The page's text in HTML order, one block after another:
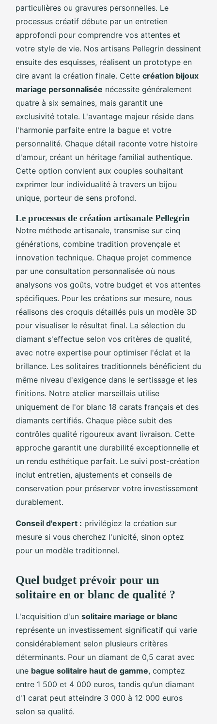
particulières ou gravures personnelles. Le
processus créatif débute par un entretien
approfondi pour comprendre vos attentes et
votre style de vie. Nos artisans Pellegrin dessinent
ensuite des esquisses, réalisent un prototype en
cire avant la création finale. Cette création bijoux
mariage personnalisée nécessite généralement
quatre à six semaines, mais garantit une
exclusivité totale. L'avantage majeur réside dans
l'harmonie parfaite entre la bague et votre
personnalité. Chaque détail raconte votre histoire
d'amour, créant un héritage familial authentique.
Cette option convient aux couples souhaitant
exprimer leur individualité à travers un bijou
unique, porteur de sens profond.
Le processus de création artisanale Pellegrin
Notre méthode artisanale, transmise sur cinq
générations, combine tradition provençale et
innovation technique. Chaque projet commence
par une consultation personnalisée où nous
analysons vos goûts, votre budget et vos attentes
spécifiques. Pour les créations sur mesure, nous
réalisons des croquis détaillés puis un modèle 3D
pour visualiser le résultat final. La sélection du
diamant s'effectue selon vos critères de qualité,
avec notre expertise pour optimiser l'éclat et la
brillance. Les solitaires traditionnels bénéficient du
même niveau d'exigence dans le sertissage et les
finitions. Notre atelier marseillais utilise
uniquement de l'or blanc 18 carats français et des
diamants certifiés. Chaque pièce subit des
contrôles qualité rigoureux avant livraison. Cette
approche garantit une durabilité exceptionnelle et
un rendu esthétique parfait. Le suivi post-création
inclut entretien, ajustements et conseils de
conservation pour préserver votre investissement
durablement.
Conseil d'expert : privilégiez la création sur
mesure si vous cherchez l'unicité, sinon optez
pour un modèle traditionnel.
Quel budget prévoir pour un
solitaire en or blanc de qualité ?
L'acquisition d'un solitaire mariage or blanc
représente un investissement significatif qui varie
considérablement selon plusieurs critères
déterminants. Pour un diamant de 0,5 carat avec
une bague solitaire haut de gamme, comptez
entre 1 500 et 4 000 euros, tandis qu'un diamant
d'1 carat peut atteindre 3 000 à 12 000 euros
selon sa qualité.